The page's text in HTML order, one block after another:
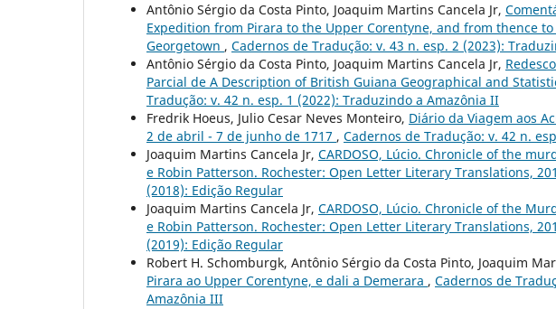
Antônio Sérgio da Costa Pinto, Joaquim Martins Cancela Jr,
Expedition from Pirara to the Upper Corentyne, and from thence
Georgetown , Cadernos de Tradução: v. 43 n. esp. 2 (2023):
Antônio Sérgio da Costa Pinto, Joaquim Martins Cancela Jr,
Parcial de A Description of British Guiana Geographical and
Tradução: v. 42 n. esp. 1 (2022): Traduzindo a Amazônia II
Fredrik Hoeus, Julio Cesar Neves Monteiro, Diário da Viagem aos
2 de abril - 7 de junho de 1717 , Cadernos de Tradução: v. 42 n.
Joaquim Martins Cancela Jr, CARDOSO, Lúcio. Chronicle of the
e Robin Patterson. Rochester: Open Letter Literary Translations,
(2018): Edição Regular
Joaquim Martins Cancela Jr, CARDOSO, Lúcio. Chronicle of the
e Robin Patterson. Rochester: Open Letter Literary Translations,
(2019): Edição Regular
Robert H. Schomburgk, Antônio Sérgio da Costa Pinto, Joaquim
Pirara ao Upper Corentyne, e dali a Demerara , Cadernos de
Amazônia III